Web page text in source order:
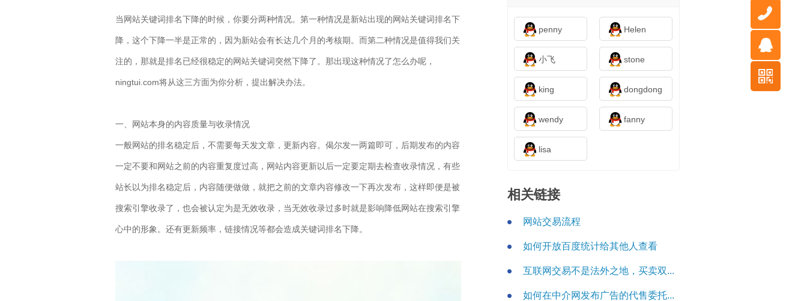
当网站关键词排名下降的时候，你要分两种情况。第一种情况是新站出现的网站关键词排名下
降，这个下降一半是正常的，因为新站会有长达几个月的考核期。而第二种情况是值得我们关
注的，那就是排名已经很稳定的网站关键词突然下降了。那出现这种情况了怎么办呢，
ningtui.com将从这三方面为你分析，提出解决办法。
一、网站本身的内容质量与收录情况
一般网站的排名稳定后，不需要每天发文章，更新内容。偈尔发一两篇即可，后期发布的内容
一定不要和网站之前的内容重复度过高，网站内容更新以后一定要定期去检查收录情况，有些
站长以为排名稳定后，内容随便做做，就把之前的文章内容修改一下再次发布，这样即便是被
搜索引擎收录了，也会被认定为是无效收录，当无效收录过多时就是影响降低网站在搜索引擎
心中的形象。还有更新频率，链接情况等都会造成关键词排名下降。
penny Helen
小飞 stone
king dongdong
wendy fanny
lisa
相关链接
网站交易流程
如何开放百度统计给其他人查看
互联网交易不是法外之地，买卖双...
如何在中介网发布广告的代售委托...